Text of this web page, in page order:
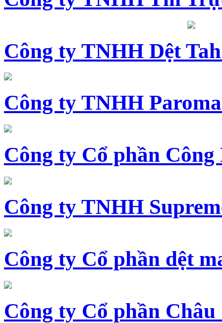
Công ty TNHH Dệt
Công ty TNHH
Công ty Cổ phần Công
Công ty TNHH
Công ty Cổ phần dệt
Công ty Cổ phần Châu